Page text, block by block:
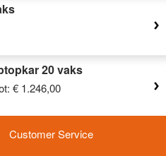
20 vaks
€ 1.246,00
Customer Service